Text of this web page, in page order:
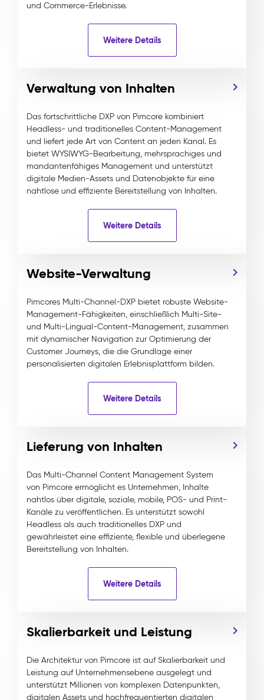
und Commerce-Erlebnisse.
Weitere Details
Verwaltung von Inhalten
Das fortschrittliche DXP von Pimcore kombiniert
Headless- und traditionelles Content-Management
und liefert jede Art von Content an jeden Kanal. Es
bietet WYSIWYG-Bearbeitung, mehrsprachiges und
mandantenfähiges Management und unterstützt
digitale Medien-Assets und Datenobjekte für eine
nahtlose und effiziente Bereitstellung von Inhalten.
Weitere Details
Website-Verwaltung
Pimcores Multi-Channel-DXP bietet robuste Website-
Management-Fähigkeiten, einschließlich Multi-Site-
und Multi-Lingual-Content-Management, zusammen
mit dynamischer Navigation zur Optimierung der
Customer Journeys, die die Grundlage einer
personalisierten digitalen Erlebnisplattform bilden.
Weitere Details
Lieferung von Inhalten
Das Multi-Channel Content Management System
von Pimcore ermöglicht es Unternehmen, Inhalte
nahtlos über digitale, soziale, mobile, POS- und Print-
Kanäle zu veröffentlichen. Es unterstützt sowohl
Headless als auch traditionelles DXP und
gewährleistet eine effiziente, flexible und überlegene
Bereitstellung von Inhalten.
Weitere Details
Skalierbarkeit und Leistung
Die Architektur von Pimcore ist auf Skalierbarkeit und
Leistung auf Unternehmensebene ausgelegt und
unterstützt Millionen von komplexen Datenpunkten,
digitalen Assets und hochfrequentierten digitalen